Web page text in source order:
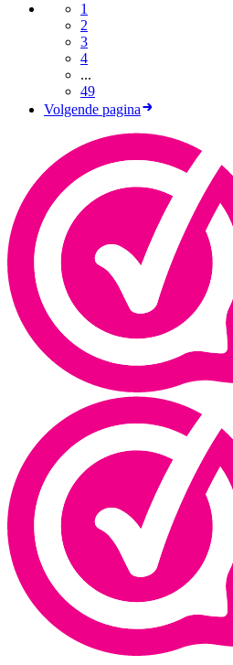
1
2
3
4
...
49
Volgende pagina